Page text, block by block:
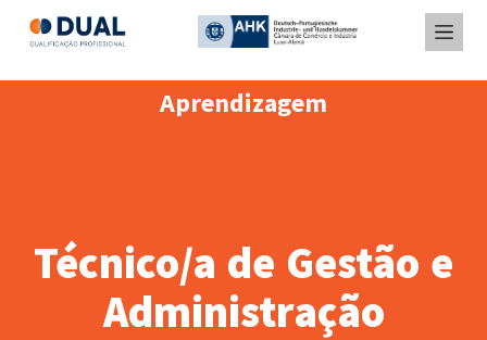
Aprendizagem
Técnico/a de Gestão e
Administração